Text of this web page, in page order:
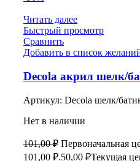
Читать далее
Быстрый просмотр
Сравнить
Добавить в список
Decola акрил шелк/
Артикул: Decola шелк/
Нет в наличии
101,00₽ Первоначальная
101,00 ₽.50,00 ₽Текущая